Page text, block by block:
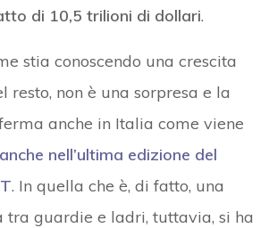
di 10,5 trilioni di dollari.
stia conoscendo una crescita
resto, non è una sorpresa e la
anche in Italia come viene
anche nell’ultima edizione del
. In quella che è, di fatto, una
guardie e ladri, tuttavia, si ha